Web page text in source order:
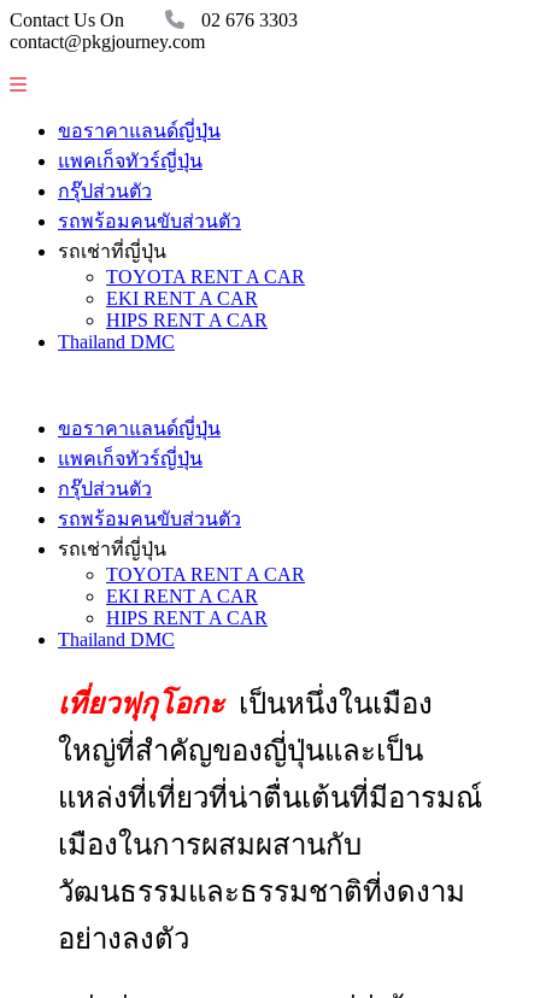
Contact Us On
02 676 3303
contact@pkgjourney.com
ขอราคาแลนด์ญี่ปุ่น
แพคเก็จทัวร์ญี่ปุ่น
กรุ๊ปส่วนตัว
รถพร้อมคนขับส่วนตัว
รถเช่าที่ญี่ปุ่น
TOYOTA RENT A CAR
EKI RENT A CAR
HIPS RENT A CAR
Thailand DMC
ขอราคาแลนด์ญี่ปุ่น
แพคเก็จทัวร์ญี่ปุ่น
กรุ๊ปส่วนตัว
รถพร้อมคนขับส่วนตัว
รถเช่าที่ญี่ปุ่น
TOYOTA RENT A CAR
EKI RENT A CAR
HIPS RENT A CAR
Thailand DMC
เที่ยวฟุกุโอกะ เป็นหนึ่งในเมือง
ใหญ่ที่สำคัญของญี่ปุ่นและเป็น
แหล่งที่เที่ยวที่น่าตื่นเต้นที่มีอารมณ์
เมืองในการผสมผสานกับ
วัฒนธรรมและธรรมชาติที่งดงาม
อย่างลงตัว